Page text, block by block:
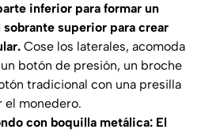
inferior para formar un
superior para crear
Cose los laterales, acomoda
botón de presión, un broche
tradicional con una presilla
el monedero.
con boquilla metálica: El